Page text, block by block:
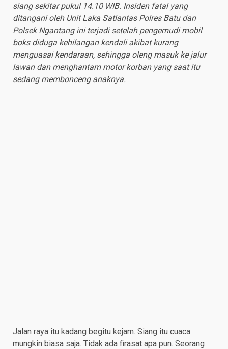
siang sekitar pukul 14.10 WIB. Insiden fatal yang
ditangani oleh Unit Laka Satlantas Polres Batu dan
Polsek Ngantang ini terjadi setelah pengemudi mobil
boks diduga kehilangan kendali akibat kurang
menguasai kendaraan, sehingga oleng masuk ke jalur
lawan dan menghantam motor korban yang saat itu
sedang membonceng anaknya.
Jalan raya itu kadang begitu kejam. Siang itu cuaca
mungkin biasa saja. Tidak ada firasat apa pun. Seorang